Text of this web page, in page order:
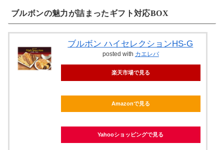
ブルボンの魅力が詰まったギフト対応BOX
ブルボン ハイセレクションHS-G
posted with カエレバ
楽天市場で見る
Amazonで見る
Yahooショッピングで見る